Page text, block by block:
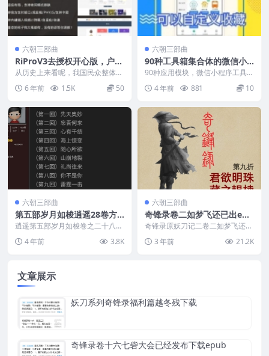
六朝三部曲
RiProV3去授权开心版，户外
运动相对起步晚
从历史上来看呢，我国民众整体上
对于户外运动的认同感其实呢是偏
弱的。跟欧美国家相比...
6 年前 1.5K 50
六朝三部曲
90种工具箱集合体的微信小
程序工具箱源码 v6.5.0修复
版下载
90种应用模块，微信小程序工具
箱，躺着赚钱。这是一个工具箱集
合体，里面整理了很多...
4 年前 881 10
六朝三部曲
第五部岁月如梭逍遥28卷方
知我是我八号冲刺
逍遥第五部岁月如梭卷之二十八方
部修改与润色，八号周...
4 年前 3.8K
六朝三部曲
奇锋录卷二如梦飞还已出epu
b下载地址
奇锋录原妖刀记二卷二如梦飞还已
址，见文章末尾。...
3 年前 21.2K
文章展示
妖刀系列奇锋录福利篇越冬残下载
奇锋录卷十六七砦大会已经发布下载epub